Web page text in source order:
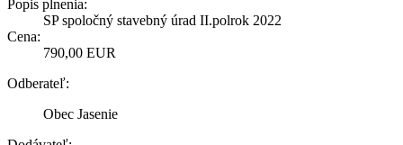
Popis plnenia:
SP spoločný stavebný úrad II.polrok 2022
Cena:
790,00 EUR
Odberateľ:
Obec Jasenie